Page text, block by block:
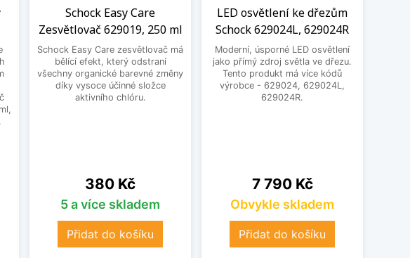
Schock Easy Care
Zesvětlovač 629019, 250 ml
Schock Easy Care zesvětlovač má
bělící efekt, který odstraní
všechny organické barevné změny
díky vysoce účinné složce
aktivního chlóru.
Cena
380 Kč
5 a více skladem
Přidat do košíku
LED osvětlení ke dřezům
Schock 629024L, 629024R
Moderní, úsporné LED osvětlení
jako přímý zdroj světla ve dřezu.
Tento produkt má více kódů
výrobce - 629024, 629024L,
629024R.
Cena
7 790 Kč
Obvykle skladem
Přidat do košíku